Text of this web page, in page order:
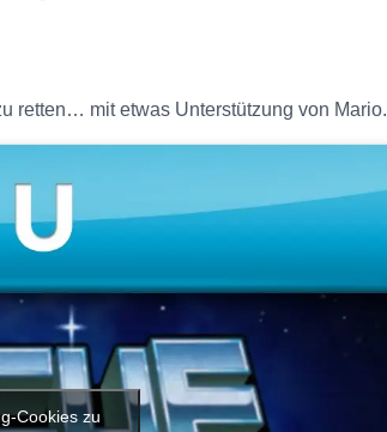
retten… mit etwas Unterstützung von Mario.
Cookies zu